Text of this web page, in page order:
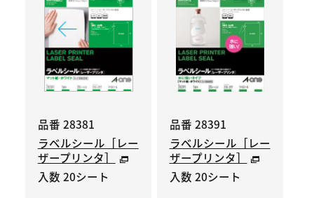
品番 28381
ラベルシール［レー
ザープリンタ］
入数 20シート
品番 28391
ラベルシール［レー
ザープリンタ］
入数 20シート